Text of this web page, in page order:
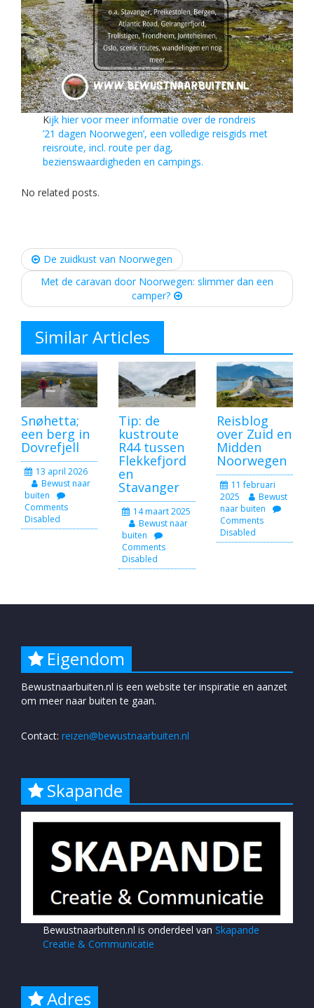
Kijk hier voor meer informatie over de rondreis
’21 dagen Noorwegen’, een volledige reisgids met
reisroute, incl. route per dag,
bezienswaardigheden en campings.
No related posts.
Post
navigation
De zuidkust van Noorwegen
Met de caravan door Noorwegen: slimmer dan een
camper?
Similar Articles
Snøhetta;
een berg in
Dovrefjell
13 april 2026
Bewust naar
buiten
Comments
Disabled
Tip: de
kustroute
R44 tussen
Flekkefjord
en
Stavanger
14 maart 2025
Bewust naar
buiten
Comments
Disabled
Reisblog
over Zuid en
Midden
Noorwegen
11 februari
2025
Bewust
naar buiten
Comments
Disabled
Eigendom
Bewustnaarbuiten.nl is een website ter inspiratie en aanzet
om meer naar buiten te gaan.
Contact: reizen@bewustnaarbuiten.nl
Skapande
Bewustnaarbuiten.nl is onderdeel vanSkapande
Creatie & Communicatie
Adres